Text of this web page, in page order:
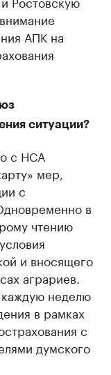
АПК на
ситуации?
с НСА
мер,
с
в
чтению
и вносящего
аграриев.
каждую неделю
в рамках
с
думского